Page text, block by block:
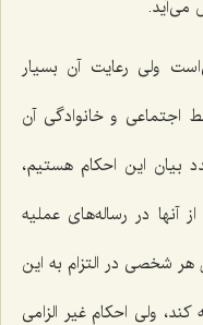
می‌آید.
ولی رعایت آن بسیار
اجتماعی و خانوادگی آن
بیان این احکام هستیم،
آنها در رساله‌های عملیه
شخصی در التزام به این
ولی احکام غیر الزامی